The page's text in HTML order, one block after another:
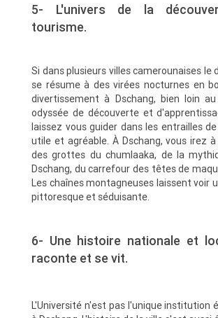
5- L'univers de la
tourisme.
Si dans plusieurs villes camerounaises le
se résume à des virées nocturnes en
divertissement à Dschang, bien loin
odyssée de découverte et
laissez vous guider dans les entrailles
utile et agréable. À Dschang, vous irez
des grottes du chumlaaka, de la
Dschang, du carrefour des têtes de
Les chaînes montagneuses laissent voir
pittoresque et séduisante.
6- Une histoire nationale et
raconte et se vit.
L'Université n'est pas l'unique institution